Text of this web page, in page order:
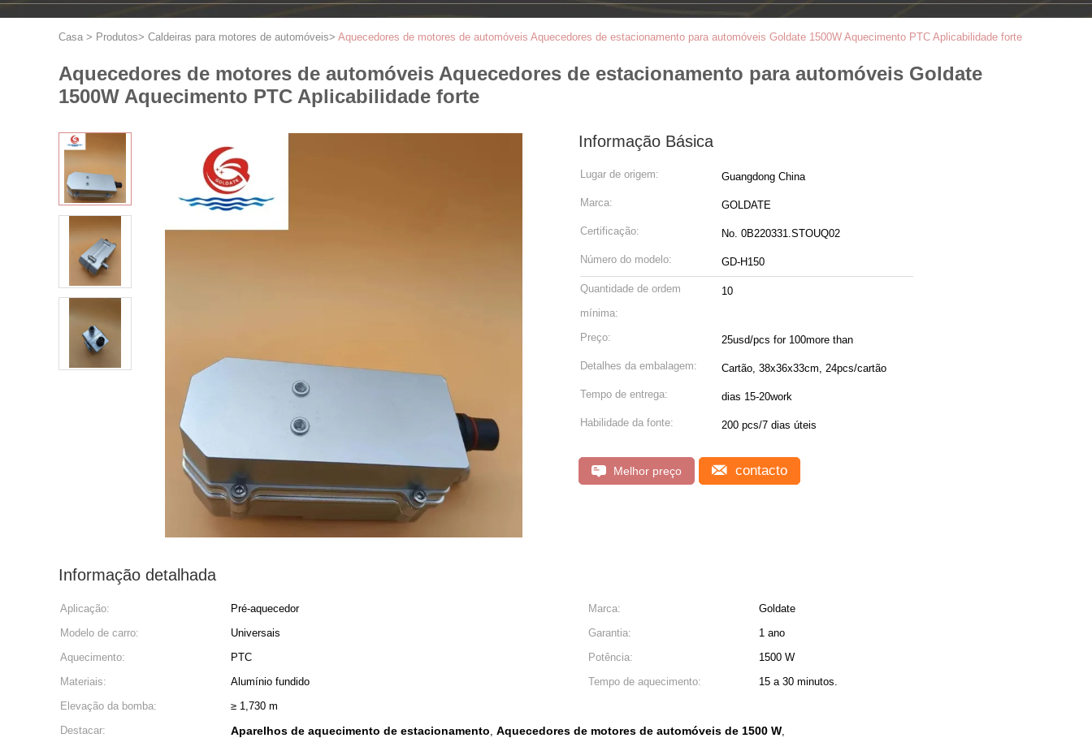
Casa > Produtos> Caldeiras para motores de automóveis> Aquecedores de motores de automóveis Aquecedores de estacionamento para automóveis Goldate 1500W Aquecimento PTC Aplicabilidade forte
Aquecedores de motores de automóveis Aquecedores de estacionamento para automóveis Goldate
1500W Aquecimento PTC Aplicabilidade forte
Informação Básica
Lugar de origem: Guangdong China
Marca: GOLDATE
Certificação: No. 0B220331.STOUQ02
Número do modelo: GD-H150
Quantidade de ordem
mínima:
10
Preço: 25usd/pcs for 100more than
Detalhes da embalagem: Cartão, 38x36x33cm, 24pcs/cartão
Tempo de entrega: dias 15-20work
Habilidade da fonte: 200 pcs/7 dias úteis
Melhor preço contacto
Informação detalhada
Aplicação: Pré-aquecedor Marca:
Goldate
Modelo de carro:
Universais Garantia:
1 ano
Aquecimento:
PTC Potência:
1500 W
Materiais:
Alumínio fundido Tempo de aquecimento:
15 a 30 minutos.
Elevação da bomba:
≥ 1,730 m
Destacar:
Aparelhos de aquecimento de estacionamento, Aquecedores de motores de automóveis de 1500 W,